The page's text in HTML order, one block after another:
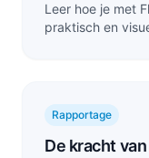
Leer hoe je met
praktisch en
Rapportage
De kracht